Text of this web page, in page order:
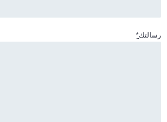
رسالتك*